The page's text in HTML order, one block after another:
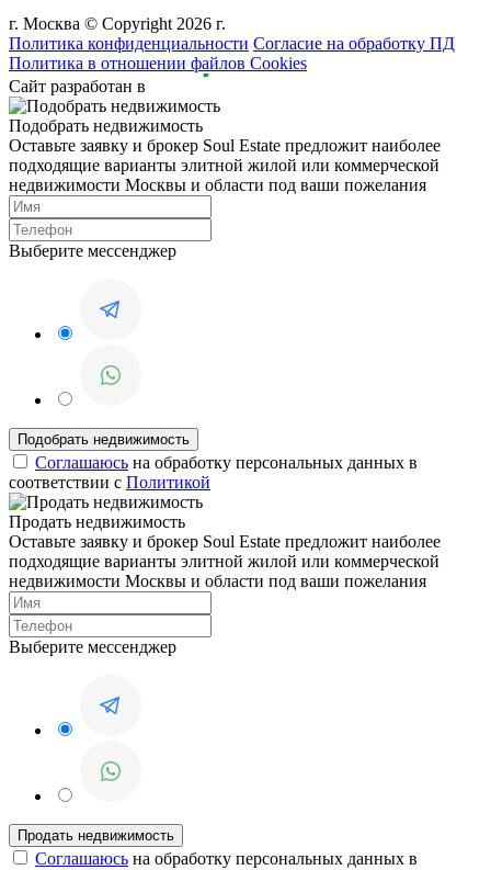
г. Москва © Copyright 2026 г.
Политика конфиденциальности Согласие на обработку ПД
Политика в отношении файлов Cookies
Сайт разработан в
Подобрать недвижимость
Оставьте заявку и брокер Soul Estate предложит наиболее
подходящие варианты элитной жилой или коммерческой
недвижимости Москвы и области под ваши пожелания
Выберите мессенджер
Соглашаюсь на обработку персональных данных в
соответствии с Политикой
Продать недвижимость
Оставьте заявку и брокер Soul Estate предложит наиболее
подходящие варианты элитной жилой или коммерческой
недвижимости Москвы и области под ваши пожелания
Выберите мессенджер
Соглашаюсь на обработку персональных данных в